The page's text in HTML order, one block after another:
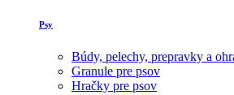
Psy
Búdy, pelechy, prepravky a
Granule pre psov
Hračky pre psov